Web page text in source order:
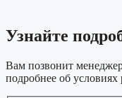
Узнайте
Вам позвонит
подробнее об условиях